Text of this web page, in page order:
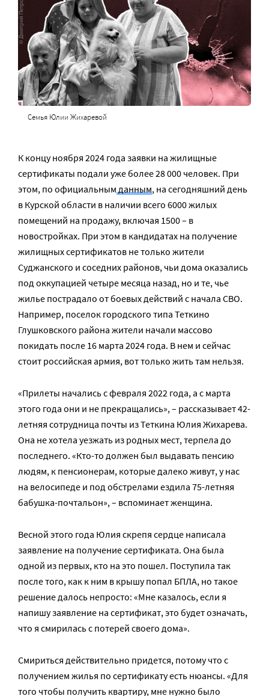
Семья Юлии Жихаревой
К концу ноября 2024 года заявки на жилищные
сертификаты подали уже более 28 000 человек. При
этом, по официальным данным, на сегодняшний день
в Курской области в наличии всего 6000 жилых
помещений на продажу, включая 1500 – в
новостройках. При этом в кандидатах на получение
жилищных сертификатов не только жители
Суджанского и соседних районов, чьи дома оказались
под оккупацией четыре месяца назад, но и те, чье
жилье пострадало от боевых действий с начала СВО.
Например, поселок городского типа Теткино
Глушковского района жители начали массово
покидать после 16 марта 2024 года. В нем и сейчас
стоит российская армия, вот только жить там нельзя.
«Прилеты начались с февраля 2022 года, а с марта
этого года они и не прекращались», – рассказывает 42-
летняя сотрудница почты из Теткина Юлия Жихарева.
Она не хотела уезжать из родных мест, терпела до
последнего. «Кто-то должен был выдавать пенсию
людям, к пенсионерам, которые далеко живут, у нас
на велосипеде и под обстрелами ездила 75-летняя
бабушка-почтальон», – вспоминает женщина.
Весной этого года Юлия скрепя сердце написала
заявление на получение сертификата. Она была
одной из первых, кто на это пошел. Поступила так
после того, как к ним в крышу попал БПЛА, но такое
решение далось непросто: «Мне казалось, если я
напишу заявление на сертификат, это будет означать,
что я смирилась с потерей своего дома».
Смириться действительно придется, потому что с
получением жилья по сертификату есть нюансы. «Для
того чтобы получить квартиру, мне нужно было